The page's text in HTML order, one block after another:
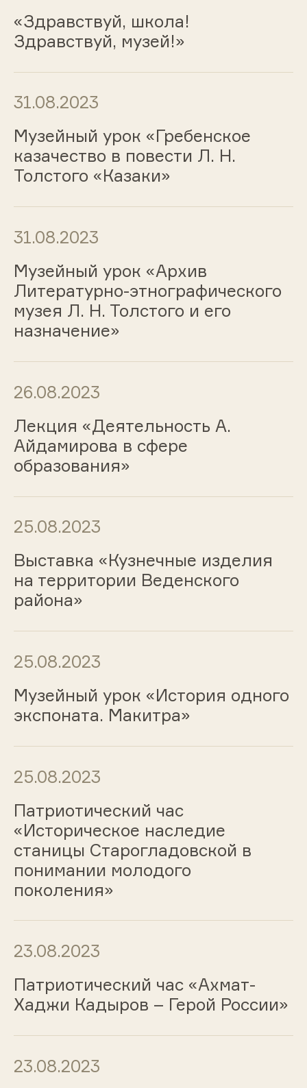
«Здравствуй, школа!
Здравствуй, музей!»
31.08.2023
Музейный урок «Гребенское
казачество в повести Л. Н.
Толстого «Казаки»
31.08.2023
Музейный урок «Архив
Литературно-этнографического
музея Л. Н. Толстого и его
назначение»
26.08.2023
Лекция «Деятельность А.
Айдамирова в сфере
образования»
25.08.2023
Выставка «Кузнечные изделия
на территории Веденского
района»
25.08.2023
Музейный урок «История одного
экспоната. Макитра»
25.08.2023
Патриотический час
«Историческое наследие
станицы Старогладовской в
понимании молодого
поколения»
23.08.2023
Патриотический час «Ахмат-
Хаджи Кадыров – Герой России»
23.08.2023